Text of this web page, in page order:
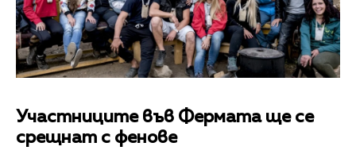
Участниците във Фермата ще се
срещнат с фенове